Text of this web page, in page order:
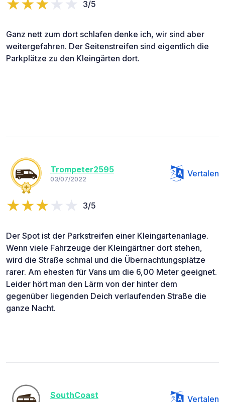
3/5
Ganz nett zum dort schlafen denke ich, wir sind aber
weitergefahren. Der Seitenstreifen sind eigentlich die
Parkplätze zu den Kleingärten dort.
Trompeter2595
03/07/2022
Vertalen
3/5
Der Spot ist der Parkstreifen einer Kleingartenanlage.
Wenn viele Fahrzeuge der Kleingärtner dort stehen,
wird die Straße schmal und die Übernachtungsplätze
rarer. Am ehesten für Vans um die 6,00 Meter geeignet.
Leider hört man den Lärm von der hinter dem
gegenüber liegenden Deich verlaufenden Straße die
ganze Nacht.
SouthCoast Vertalen